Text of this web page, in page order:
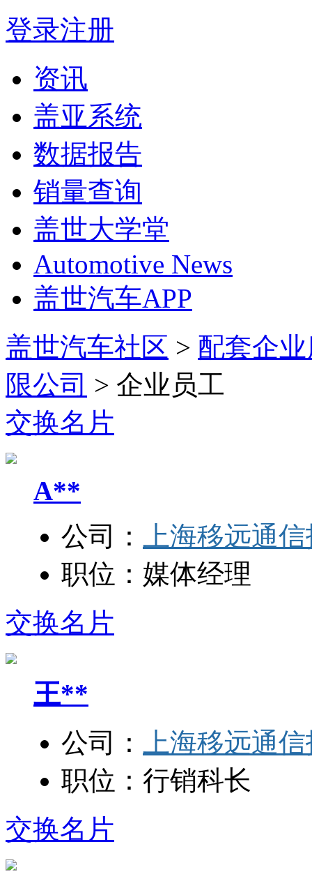
登录注册
资讯
盖亚系统
数据报告
销量查询
盖世大学堂
Automotive News
盖世汽车APP
盖世汽车社区 > 配套企
限公司 > 企业员工
交换名片
A**
公司：
上海移远通
职位： 媒体经理
交换名片
王**
公司：
上海移远通
职位： 行销科长
交换名片